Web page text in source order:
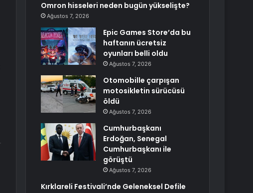
Omron hisseleri neden bugün yükselişte?
Ağustos 7, 2026
Epic Games Store’da bu
haftanın ücretsiz
oyunları belli oldu
Ağustos 7, 2026
Otomobille çarpışan
motosikletin sürücüsü
öldü
Ağustos 7, 2026
Cumhurbaşkanı
Erdoğan, Senegal
Cumhurbaşkanı ile
görüştü
Ağustos 7, 2026
Kırklareli Festivali’nde Geleneksel Defile